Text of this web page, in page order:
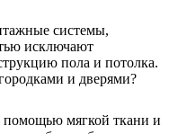
системы,
исключают
пола и потолка.
и дверями?
помощью мягкой ткани и